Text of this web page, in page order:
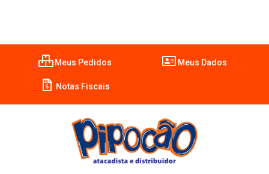
Meus Pedidos Meus Dados
Notas Fiscais